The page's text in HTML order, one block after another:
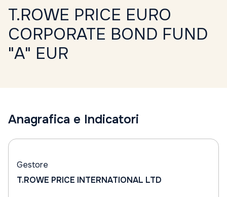
T.ROWE PRICE EURO
CORPORATE BOND FUND
"A" EUR
Anagrafica e Indicatori
Gestore
T.ROWE PRICE INTERNATIONAL LTD